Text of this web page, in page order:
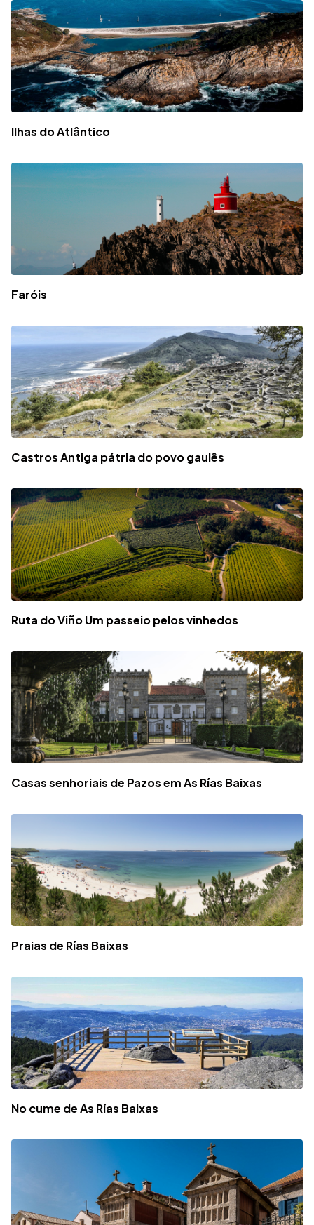
Ilhas do Atlântico
Faróis
Castros Antiga pátria do povo gaulês
Ruta do Viño Um passeio pelos vinhedos
Casas senhoriais de Pazos em As Rías Baixas
Praias de Rías Baixas
No cume de As Rías Baixas